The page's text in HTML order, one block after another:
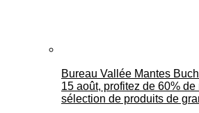
Bureau Vallée Mantes
15 août, profitez de 60%
sélection de produits de